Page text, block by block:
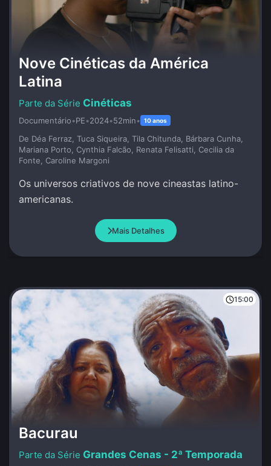
Nove Cinéticas da América
Latina
Cinéticas
Documentário•PE•2024•52min• 10 anos
De Déa Ferraz, Tuca Siqueira, Tila Chitunda, Bárbara Cunha,
Mariana Porto, Cynthia Falcão, Renata Felisatti, Cecilia da
Fonte, Caroline Margoni
Os universos criativos de nove cineastas latino-
americanas.
Mais Detalhes
15:00
Bacurau
Grandes Cenas - 2ª Temporada